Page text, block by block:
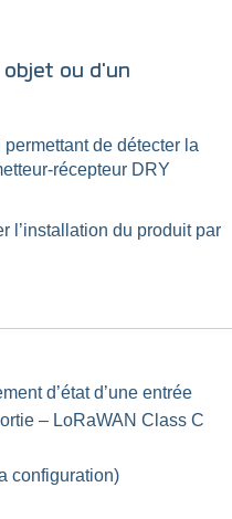
ou d'un
de détecter la
récepteur DRY
l’installation du produit par
d’état d’une entrée
– LoRaWAN Class C
configuration)